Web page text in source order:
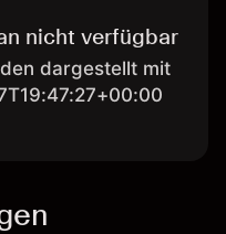
nicht verfügbar
dargestellt mit